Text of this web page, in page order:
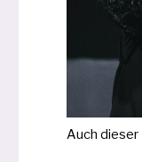
Auch